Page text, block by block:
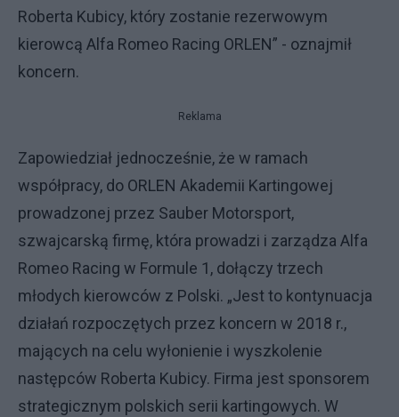
Roberta Kubicy, który zostanie rezerwowym
kierowcą Alfa Romeo Racing ORLEN” - oznajmił
koncern.
Reklama
Zapowiedział jednocześnie, że w ramach
współpracy, do ORLEN Akademii Kartingowej
prowadzonej przez Sauber Motorsport,
szwajcarską firmę, która prowadzi i zarządza Alfa
Romeo Racing w Formule 1, dołączy trzech
młodych kierowców z Polski. „Jest to kontynuacja
działań rozpoczętych przez koncern w 2018 r.,
mających na celu wyłonienie i wyszkolenie
następców Roberta Kubicy. Firma jest sponsorem
strategicznym polskich serii kartingowych. W